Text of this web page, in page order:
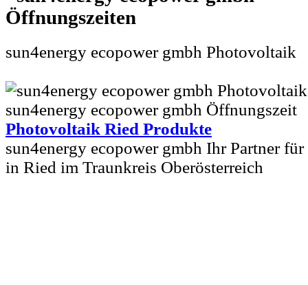
sun4energy ecopower gmbh Photovoltaik
Photovoltaik Ried Produkte
sun4energy ecopower gmbh Ihr Partner
in Ried im Traunkreis Oberösterreich